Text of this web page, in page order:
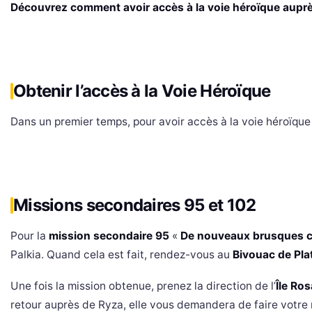
Découvrez comment avoir accès à la voie héroïque
Obtenir l’accès à la Voie Héroïque
Dans un premier temps, pour avoir accès à la voie
Missions secondaires 95 et 102
Pour la mission secondaire 95 « De nouveaux brusques
Palkia. Quand cela est fait, rendez-vous au Bivouac de
Une fois la mission obtenue, prenez la direction de l’Île
retour auprès de Ryza, elle vous demandera de faire